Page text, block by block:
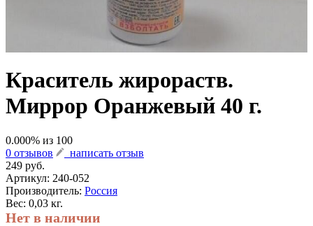
Краситель жирораств.
Миррор Оранжевый 40 г.
0.000% из 100
0 отзывов
написать отзыв
249 руб.
Артикул: 240-052
Производитель: Россия
Вес: 0,03 кг.
Нет в наличии